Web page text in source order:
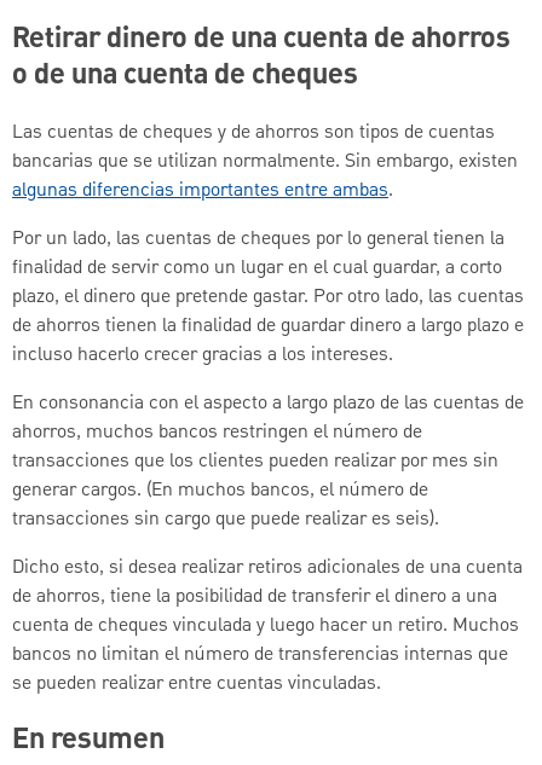
Retirar dinero de una cuenta de ahorros
o de una cuenta de cheques
Las cuentas de cheques y de ahorros son tipos de cuentas
bancarias que se utilizan normalmente. Sin embargo, existen
algunas diferencias importantes entre ambas.
Por un lado, las cuentas de cheques por lo general tienen la
finalidad de servir como un lugar en el cual guardar, a corto
plazo, el dinero que pretende gastar. Por otro lado, las cuentas
de ahorros tienen la finalidad de guardar dinero a largo plazo e
incluso hacerlo crecer gracias a los intereses.
En consonancia con el aspecto a largo plazo de las cuentas de
ahorros, muchos bancos restringen el número de
transacciones que los clientes pueden realizar por mes sin
generar cargos. (En muchos bancos, el número de
transacciones sin cargo que puede realizar es seis).
Dicho esto, si desea realizar retiros adicionales de una cuenta
de ahorros, tiene la posibilidad de transferir el dinero a una
cuenta de cheques vinculada y luego hacer un retiro. Muchos
bancos no limitan el número de transferencias internas que
se pueden realizar entre cuentas vinculadas.
En resumen